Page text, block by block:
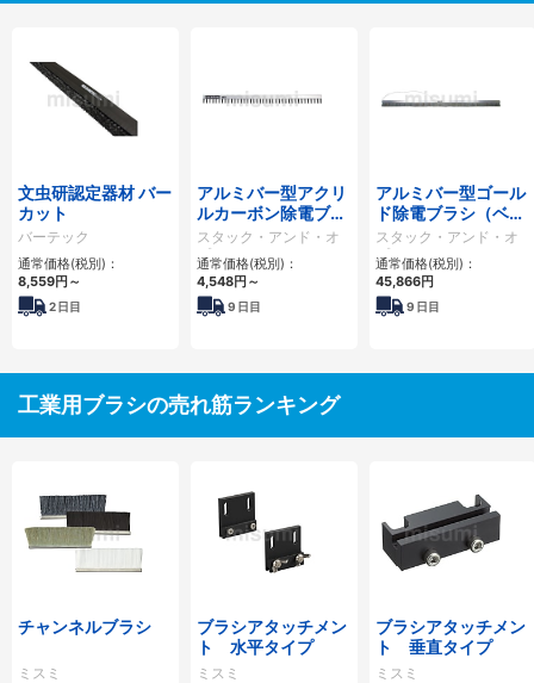
文虫研認定器材 バー
カット
バーテック
通常価格(税別)：
8,559円～
2日目
アルミバー型アクリ
ルカーボン除電ブラ
シ
スタック・アンド・オ
プティーク
通常価格(税別)：
4,548円～
9 日目
アルミバー型ゴール
ド除電ブラシ（ベタ
植毛）
スタック・アンド・オ
プティーク
通常価格(税別)：
45,866円
9 日目
工業用ブラシの売れ筋ランキング
チャンネルブラシ
ミスミ
ブラシアタッチメン
ト 水平タイプ
ミスミ
ブラシアタッチメン
ト 垂直タイプ
ミスミ